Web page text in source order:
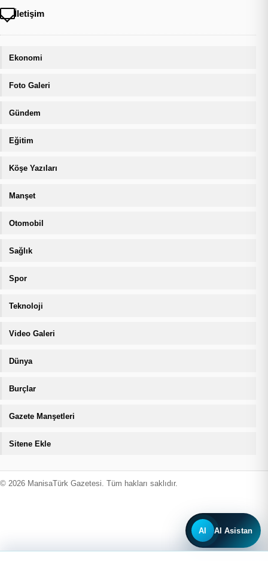
İletişim
Ekonomi
Foto Galeri
Gündem
Eğitim
Köşe Yazıları
Manşet
Otomobil
Sağlık
Spor
Teknoloji
Video Galeri
Dünya
Burçlar
Gazete Manşetleri
Sitene Ekle
© 2026 ManisaTürk Gazetesi. Tüm hakları saklıdır.
AI AI Asistan